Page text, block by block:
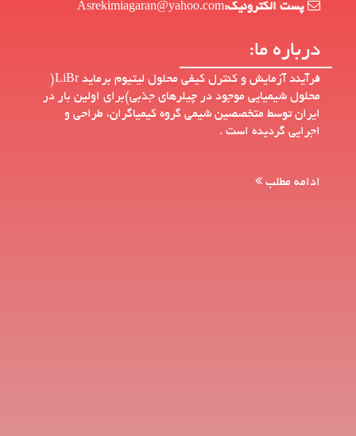
پست الکترونیک: Asrekimiagaran@yahoo.com
درباره ما:
فرآيند آزمايش و كنترل كيفي محلول ليتيوم برمايد LiBr(
محلول شيميايي موجود در چيلرهاي جذبي)برای اولین بار در
ايران توسط متخصصين شيمي گروه كيمياگران، طراحی و
اجرایی گردیده است .
ادامه مطلب